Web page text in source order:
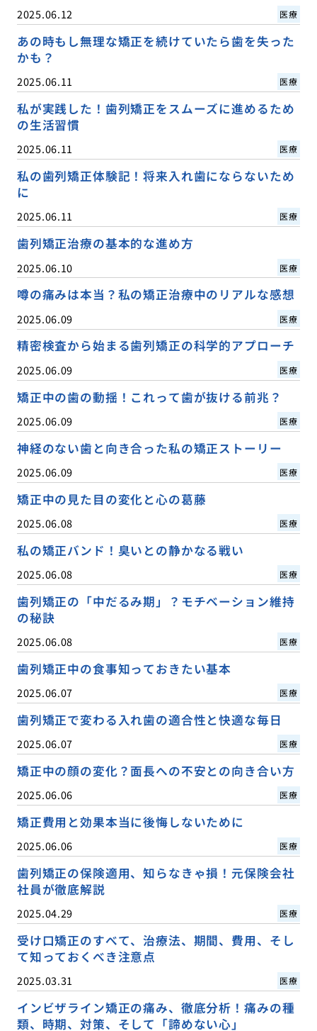
2025.06.12 医療
あの時もし無理な矯正を続けていたら歯を失った
かも？
2025.06.11 医療
私が実践した！歯列矯正をスムーズに進めるため
の生活習慣
2025.06.11 医療
私の歯列矯正体験記！将来入れ歯にならないため
に
2025.06.11 医療
歯列矯正治療の基本的な進め方
2025.06.10 医療
噂の痛みは本当？私の矯正治療中のリアルな感想
2025.06.09 医療
精密検査から始まる歯列矯正の科学的アプローチ
2025.06.09 医療
矯正中の歯の動揺！これって歯が抜ける前兆？
2025.06.09 医療
神経のない歯と向き合った私の矯正ストーリー
2025.06.09 医療
矯正中の見た目の変化と心の葛藤
2025.06.08 医療
私の矯正バンド！臭いとの静かなる戦い
2025.06.08 医療
歯列矯正の「中だるみ期」？モチベーション維持
の秘訣
2025.06.08 医療
歯列矯正中の食事知っておきたい基本
2025.06.07 医療
歯列矯正で変わる入れ歯の適合性と快適な毎日
2025.06.07 医療
矯正中の顔の変化？面長への不安との向き合い方
2025.06.06 医療
矯正費用と効果本当に後悔しないために
2025.06.06 医療
歯列矯正の保険適用、知らなきゃ損！元保険会社
社員が徹底解説
2025.04.29 医療
受け口矯正のすべて、治療法、期間、費用、そし
て知っておくべき注意点
2025.03.31 医療
インビザライン矯正の痛み、徹底分析！痛みの種
類、時期、対策、そして「諦めない心」